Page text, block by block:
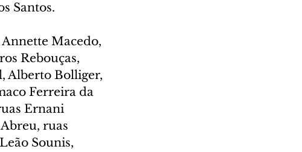
Santos.
Annette Macedo,
Rebouças,
Alberto Bolliger,
Ferreira da
Ernani
ruas
Sounis,